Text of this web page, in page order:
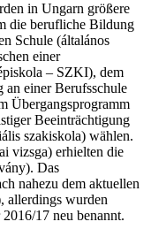
in Ungarn größere
die berufliche Bildung
Schule (általános
einer
– SZKI), dem
an einer Berufsschule
Übergangsprogramm
Beeinträchtigung
szakiskola) wählen.
vizsga) erhielten die
Das
nahezu dem aktuellen
allerdings wurden
17 neu benannt.